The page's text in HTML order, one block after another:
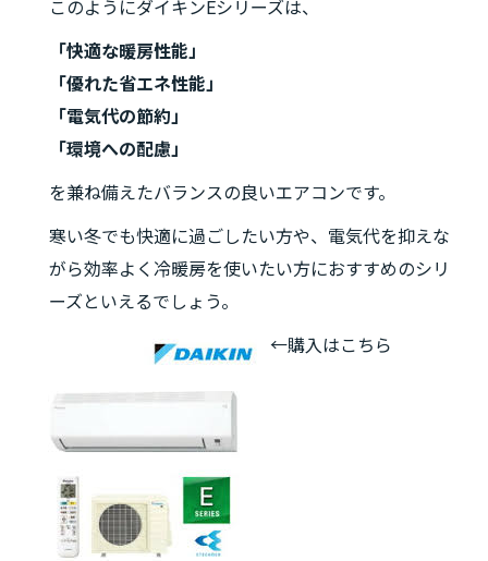
このようにダイキンEシリーズは、
「快適な暖房性能」
「優れた省エネ性能」
「電気代の節約」
「環境への配慮」
を兼ね備えたバランスの良いエアコンです。
寒い冬でも快適に過ごしたい方や、電気代を抑えな
がら効率よく冷暖房を使いたい方におすすめのシリ
ーズといえるでしょう。
←購入はこちら